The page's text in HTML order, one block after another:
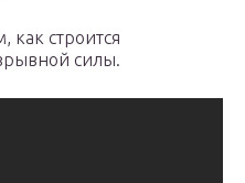
как строится
силы.